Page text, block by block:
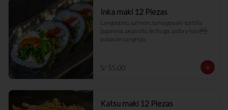
Inka maki 12 Piezas
Langostino, salmón, tamagoyaki-tortilla
japonesa, pepinillo, lechuga, palta y kani-
pulpa de cangrejo.
S/ 55.00
Katsu maki 12 Piezas